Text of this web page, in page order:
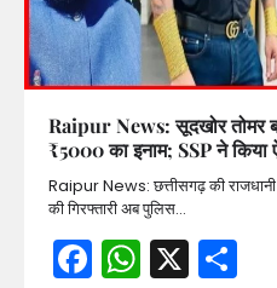
Raipur News: सूदखोर तोमर
₹5000 का इनाम; SSP ने किया
Raipur News: छत्तीसगढ़ की राजधानी
की गिरफ्तारी अब पुलिस…
Facebook
X